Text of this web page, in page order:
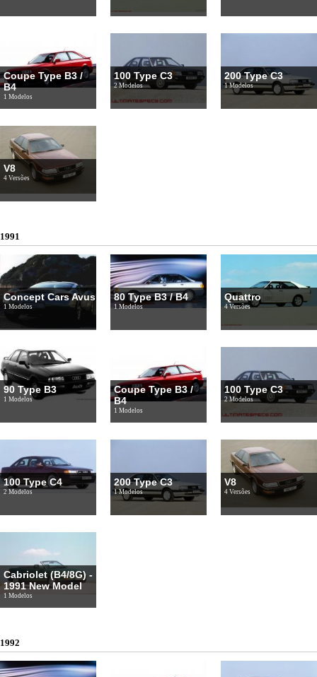
Coupe Type B3 /
B4
1 Modelos
100 Type C3
2 Modelos
200 Type C3
1 Modelos
V8
4 Versões
1991
Concept Cars Avus
1 Modelos
80 Type B3 / B4
1 Modelos
Quattro
4 Versões
90 Type B3
1 Modelos
Coupe Type B3 /
B4
1 Modelos
100 Type C3
2 Modelos
100 Type C4
2 Modelos
200 Type C3
1 Modelos
V8
4 Versões
Cabriolet (B4/8G) -
1991 New Model
1 Modelos
1992